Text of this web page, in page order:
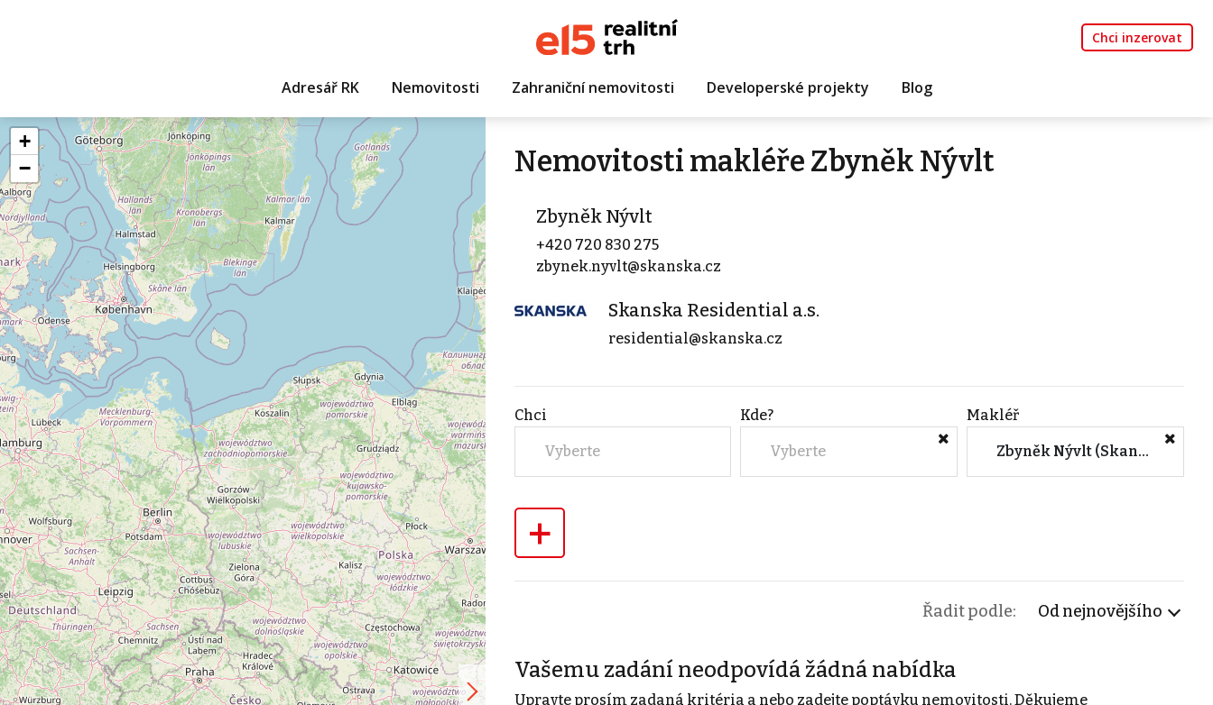
Chci inzerovat
Adresář RK Nemovitosti Zahraniční nemovitosti Developerské projekty Blog
+
−
Nemovitosti makléře Zbyněk Nývlt
Zbyněk Nývlt
+420 720 830 275
zbynek.nyvlt@skanska.cz
Skanska Residential a.s.
residential@skanska.cz
Chci
Vyberte
Kde?
Vyberte
Makléř
Zbyněk Nývlt (Skanska Residential a.s.)
+
Řadit podle: Od nejnovějšího
Vašemu zadání neodpovídá žádná nabídka
Upravte prosím zadaná kritéria a nebo zadejte poptávku nemovitosti. Děkujeme